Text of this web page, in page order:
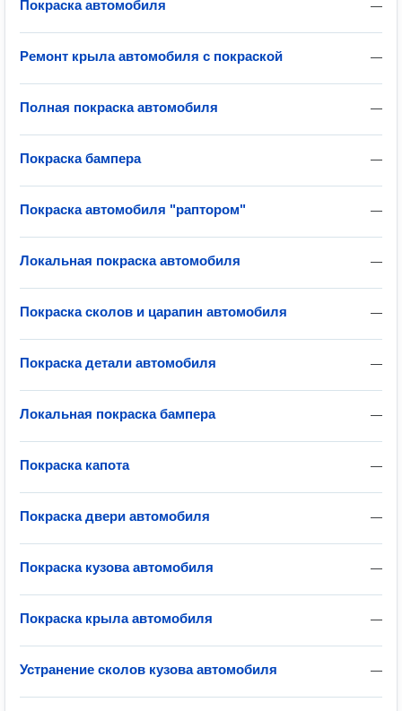
—
Покраска автомобиля
—
Ремонт крыла автомобиля с покраской
—
Полная покраска автомобиля
—
Покраска бампера
—
Покраска автомобиля "раптором"
—
Локальная покраска автомобиля
—
Покраска сколов и царапин автомобиля
—
Покраска детали автомобиля
—
Локальная покраска бампера
—
Покраска капота
—
Покраска двери автомобиля
—
Покраска кузова автомобиля
—
Покраска крыла автомобиля
—
Устранение сколов кузова автомобиля